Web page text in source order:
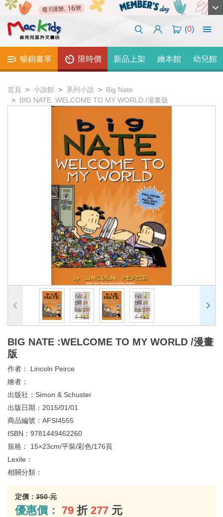
(0)
暢銷書單 限時價 新品上架 繪本館 幼兒館
首頁 小說館 系列小說
Big Nate
BIG NATE :WELCOME TO MY WORLD /漫畫版
BIG NATE :WELCOME TO MY WORLD /漫畫
版
作者： Lincoln Peirce
繪者：
出版社： Simon & Schuster
出版日期： 2015/01/01
商品編號： AFSI4555
ISBN： 9781449462260
規格： 15×23cm/平裝/彩色/176頁
Lexile：
相關分類：
定價： 350 元
優惠價： 79 折 277 元